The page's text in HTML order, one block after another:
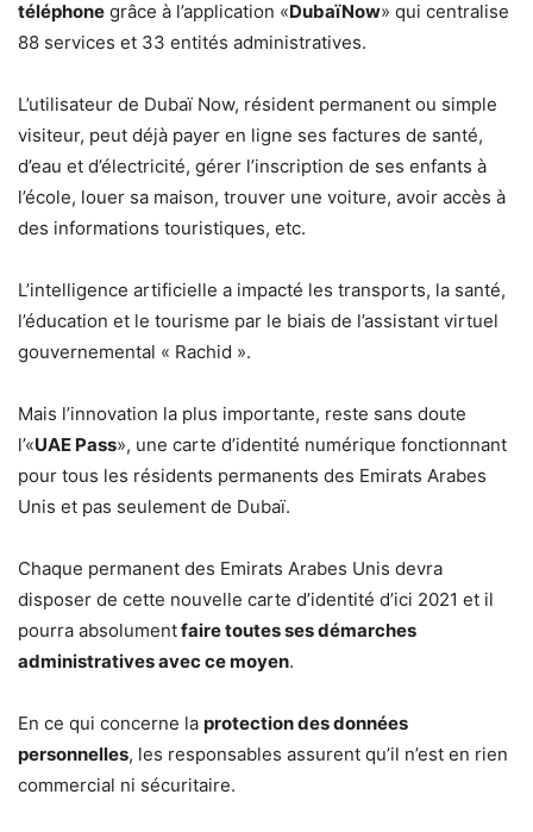
téléphone grâce à l’application «DubaïNow» qui centralise
88 services et 33 entités administratives.
L’utilisateur de Dubaï Now, résident permanent ou simple
visiteur, peut déjà payer en ligne ses factures de santé,
d’eau et d’électricité, gérer l’inscription de ses enfants à
l’école, louer sa maison, trouver une voiture, avoir accès à
des informations touristiques, etc.
L’intelligence artificielle a impacté les transports, la santé,
l’éducation et le tourisme par le biais de l’assistant virtuel
gouvernemental « Rachid ».
Mais l’innovation la plus importante, reste sans doute
l’«UAE Pass», une carte d’identité numérique fonctionnant
pour tous les résidents permanents des Emirats Arabes
Unis et pas seulement de Dubaï.
Chaque permanent des Emirats Arabes Unis devra
disposer de cette nouvelle carte d’identité d’ici 2021 et il
pourra absolumentfaire toutes ses démarches
administratives avec ce moyen.
En ce qui concerne la protection des données
personnelles, les responsables assurent qu’il n’est en rien
commercial ni sécuritaire.